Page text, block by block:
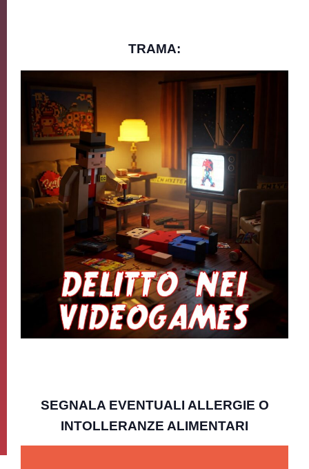
TRAMA:
SEGNALA EVENTUALI ALLERGIE O
INTOLLERANZE ALIMENTARI